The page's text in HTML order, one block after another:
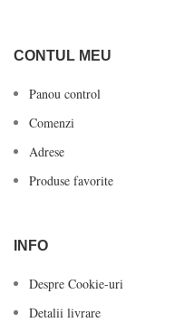
CONTUL MEU
Panou control
Comenzi
Adrese
Produse favorite
INFO
Despre Cookie-uri
Detalii livrare